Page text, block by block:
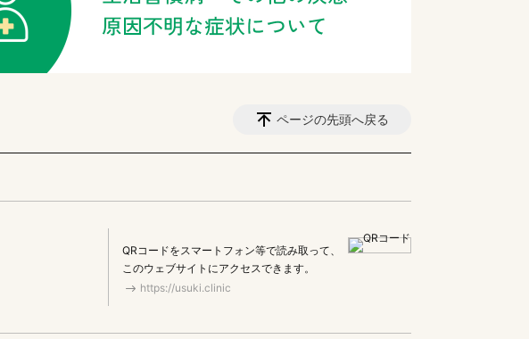
ページの先頭へ戻る
QRコードをスマートフォン等で読み取って、
このウェブサイトにアクセスできます。
https://usuki.clinic